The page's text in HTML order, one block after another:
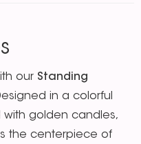
our Standing
in a colorful
golden candles,
the centerpiece of